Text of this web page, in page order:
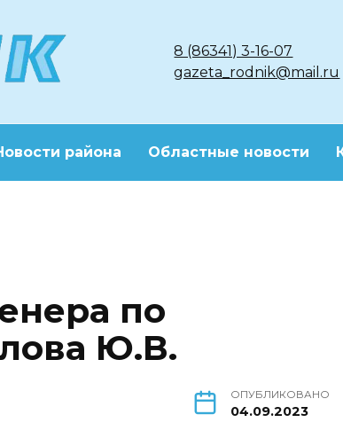
8 (86341) 3-16-07
gazeta_rodnik@mail.ru
района Областные новости
по
Ю.В.
ОПУБЛИКОВАНО
04.09.2023